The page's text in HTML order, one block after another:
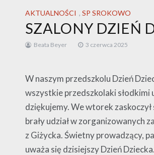
AKTUALNOŚCI , SP SROKOWO
SZALONY DZIEŃ
Beata Beyer 3 czerwca 2025
W naszym przedszkolu Dzień
wszystkie przedszkolaki słodkimi
dziękujemy. We wtorek
brały udział w zorganizowanych
z Giżycka. Świetny prowadzący,
uważa się dzisiejszy Dzień